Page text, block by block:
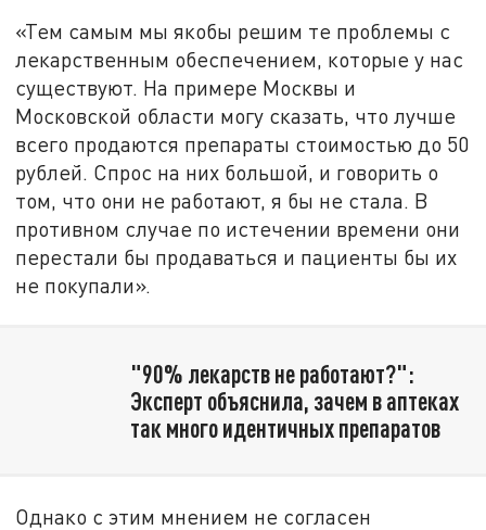
«Тем самым мы якобы решим те проблемы с
лекарственным обеспечением, которые у нас
существуют. На примере Москвы и
Московской области могу сказать, что лучше
всего продаются препараты стоимостью до 50
рублей. Спрос на них большой, и говорить о
том, что они не работают, я бы не стала. В
противном случае по истечении времени они
перестали бы продаваться и пациенты бы их
не покупали».
"90% лекарств не работают?":
Эксперт объяснила, зачем в аптеках
так много идентичных препаратов
Однако с этим мнением не согласен